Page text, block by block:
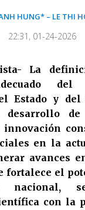
HUNG* – LE THI
22:31, 01-24-2026
La
Estado y
desarrollo
en la
avances
fortalece el
nacional,
con la